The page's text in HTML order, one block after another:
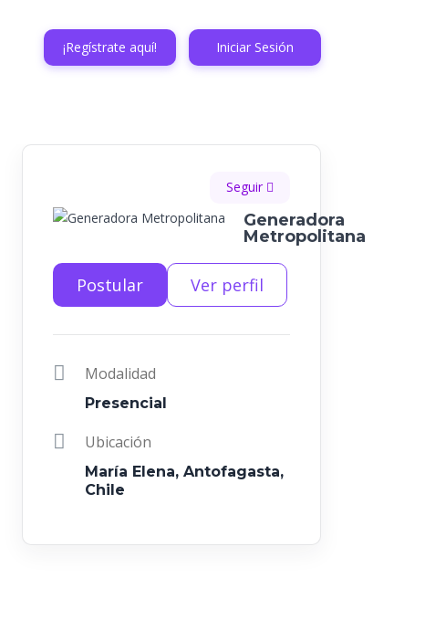
¡Regístrate aquí! Iniciar Sesión
Seguir
Generadora
Metropolitana
Postular Ver perfil
Modalidad
Presencial
Ubicación
María Elena, Antofagasta,
Chile